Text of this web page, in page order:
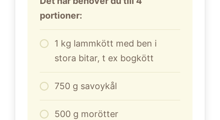
portioner:
1 kg lammkött med ben i
stora bitar, t ex bogkött
750 g savoykål
500 g morötter